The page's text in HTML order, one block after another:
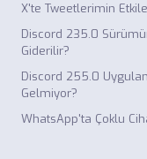
X'te Tweetlerimin
Discord 235.0
Giderilir?
Discord 255.0
Gelmiyor?
WhatsApp'ta Çoklu